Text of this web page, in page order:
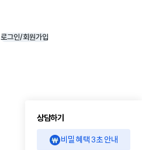
로그인/회원가입
상담하기
비밀 혜택 3초 안내